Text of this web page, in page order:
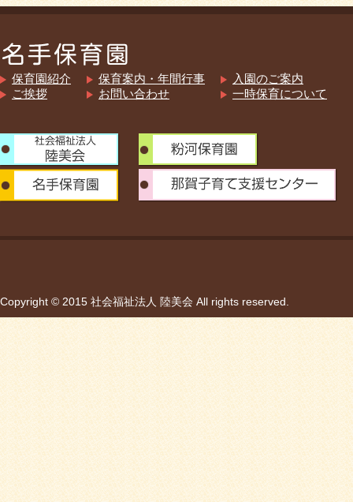
保育園紹介
ご挨拶
保育案内・年間行事
お問い合わせ
入園のご案内
一時保育について
Copyright © 2015 社会福祉法人 陸美会 All rights reserved.